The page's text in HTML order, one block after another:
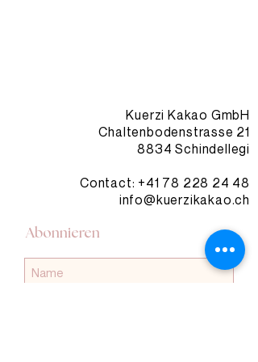
Kuerzi Kakao GmbH
Chaltenbodenstrasse 21
8834 Schindellegi
Contact: +41 78 228 24 48
info@kuerzikakao.ch
Abonnieren